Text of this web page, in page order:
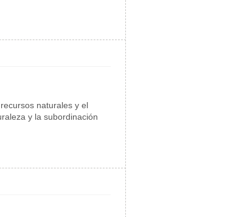
naturales y el
y la subordinación